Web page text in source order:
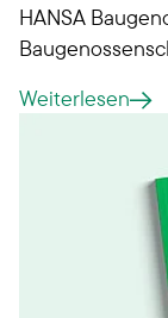
HANSA
Jubiläum
gestellt und
Weiterlesen